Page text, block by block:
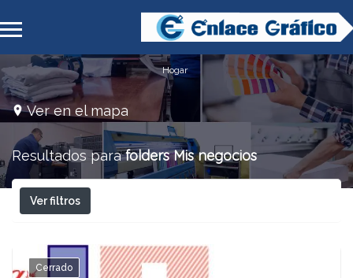
Hogar
Ver en el mapa
Resultados parafolders Mis negocios
Ver filtros
Cerrado